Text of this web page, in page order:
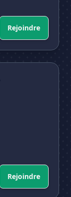
Rejoindre
Rejoindre